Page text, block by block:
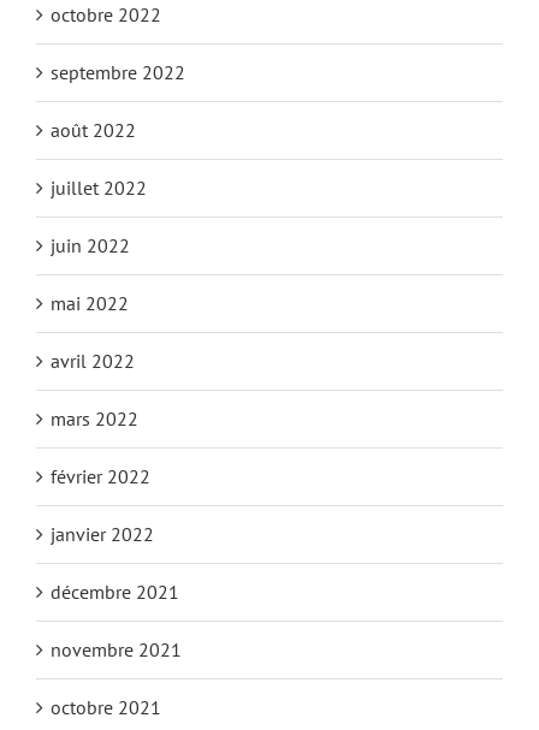
octobre 2022
septembre 2022
août 2022
juillet 2022
juin 2022
mai 2022
avril 2022
mars 2022
février 2022
janvier 2022
décembre 2021
novembre 2021
octobre 2021